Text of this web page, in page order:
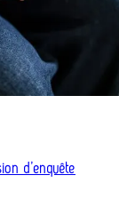
d’enquête